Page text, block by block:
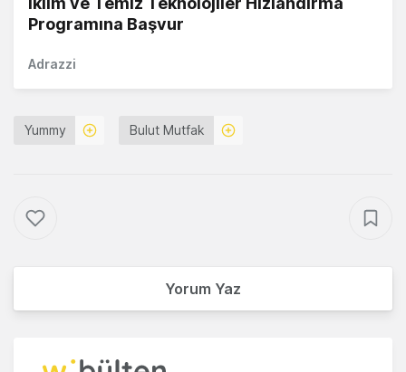
Programına Başvur
Adrazzi
Yummy Bulut Mutfak
Yorum Yaz